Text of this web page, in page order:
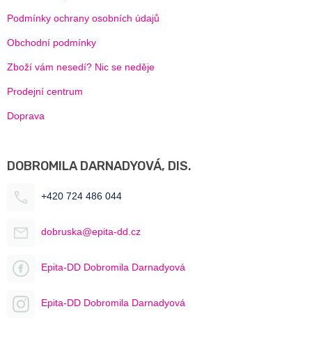
Podmínky ochrany osobních údajů
Obchodní podmínky
Zboží vám nesedí? Nic se neděje
Prodejní centrum
Doprava
DOBROMILA DARNADYOVÁ, DIS.
+420 724 486 044
dobruska@epita-dd.cz
Epita-DD Dobromila Darnadyová
Epita-DD Dobromila Darnadyová